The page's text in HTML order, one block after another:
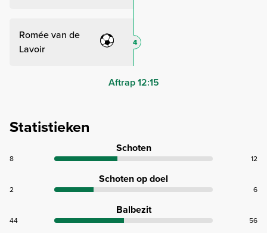
Romée van de
Lavoir
4
Aftrap 12:15
Statistieken
Schoten
8 12
Schoten op doel
2 6
Balbezit
44 56